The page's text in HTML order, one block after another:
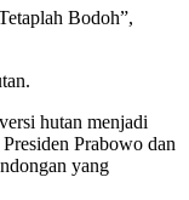
Bodoh”,
hutan menjadi
Prabowo dan
yang